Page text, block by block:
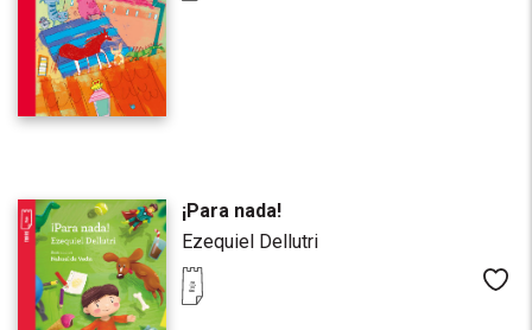
¡Para nada!
Ezequiel Dellutri